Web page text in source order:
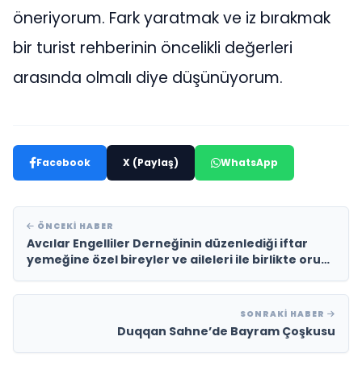
öneriyorum. Fark yaratmak ve iz bırakmak
bir turist rehberinin öncelikli değerleri
arasında olmalı diye düşünüyorum.
Facebook X (Paylaş) WhatsApp
ÖNCEKI HABER
Avcılar Engelliler Derneğinin düzenlediği iftar
yemeğine özel bireyler ve aileleri ile birlikte oruç
SONRAKI HABER
Duqqan Sahne’de Bayram Çoşkusu